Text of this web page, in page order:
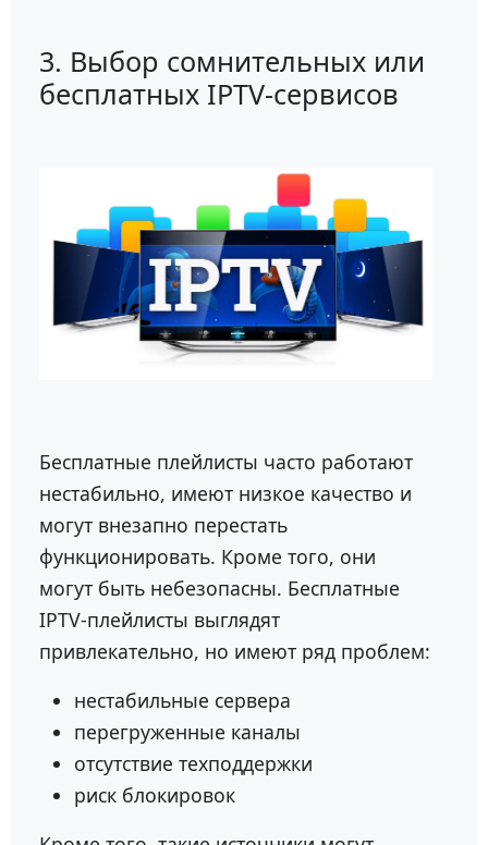
3. Выбор сомнительных или
бесплатных IPTV-сервисов
Бесплатные плейлисты часто работают
нестабильно, имеют низкое качество и
могут внезапно перестать
функционировать. Кроме того, они
могут быть небезопасны. Бесплатные
IPTV-плейлисты выглядят
привлекательно, но имеют ряд проблем:
нестабильные сервера
перегруженные каналы
отсутствие техподдержки
риск блокировок